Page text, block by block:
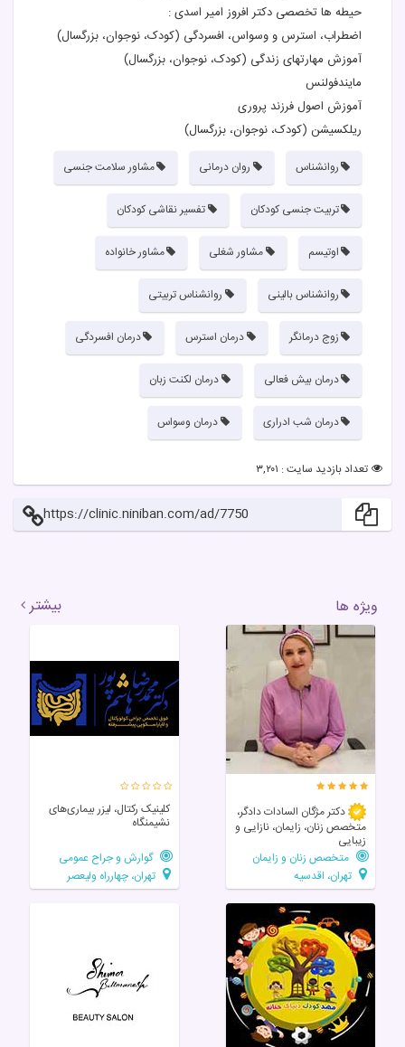
حيطه ها تخصصی دکتر افروز امیر اسدی :
اضطراب، استرس و وسواس، افسردگی (کودک، نوجوان، بزرگسال)
آموزش مهارتهای زندگی (کودک، نوجوان، بزرگسال)
مايندفولنس
آموزش اصول فرزند پروری
ريلكسيشن (کودک، نوجوان، بزرگسال)
روانشناس روان درمانی مشاور سلامت جنسی
تربیت جنسی کودکان تفسیر نقاشی کودکان
اوتیسم مشاور شغلی مشاور خانواده
روانشناس بالینی روانشناس تربیتی
زوج درمانگر درمان استرس درمان افسردگی
درمان بیش فعالی درمان لکنت زبان
درمان شب ادراری درمان وسواس
تعداد بازدید سایت : ۳,۲۰۱
https://clinic.niniban.com/ad/7750
ویژه ها بیشتر
دکتر مژگان السادات دادگر،
متخصص زنان، زایمان، نازایی و
زیبایی
متخصص زنان و زایمان
تهران، اقدسیه
کلینیک رکتال، لیزر بیماری‌های
نشیمنگاه
گوارش و جراح عمومی
تهران، چهارراه ولیعصر